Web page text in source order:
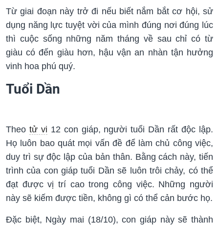
Từ giai đoạn này trở đi nếu biết nắm bắt cơ hội, sử
dụng năng lực tuyệt vời của mình đúng nơi đúng lúc
thì cuộc sống những năm tháng về sau chỉ có từ
giàu có đến giàu hơn, hậu vận an nhàn tận hưởng
vinh hoa phú quý.
Tuổi Dần
Theo tử vi 12 con giáp, người tuổi Dần rất độc lập.
Họ luôn bao quát mọi vấn đề để làm chủ công việc,
duy trì sự độc lập của bản thân. Bằng cách này, tiến
trình của con giáp tuổi Dần sẽ luôn trôi chảy, có thể
đạt được vị trí cao trong công việc. Những người
này sẽ kiếm được tiền, không gì có thể cản bước họ.
Đặc biệt, Ngày mai (18/10), con giáp này sẽ thành